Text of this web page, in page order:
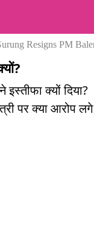
Resigns PM
क्यों दिया?
पर क्या आरोप